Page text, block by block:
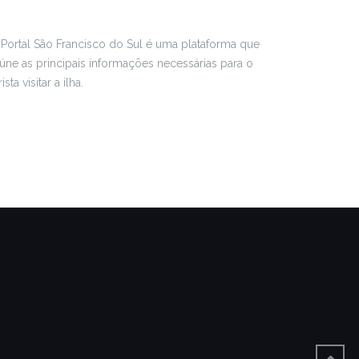
São Francisco do Sul é uma plataforma que
as principais informações necessárias para o
visitar a ilha.